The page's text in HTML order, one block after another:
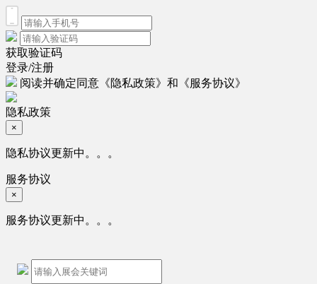
获取验证码
登录/注册
阅读并确定同意 《隐私政策》 和 《服务协议》
隐私政策
×
隐私协议更新中。。。
服务协议
×
服务协议更新中。。。